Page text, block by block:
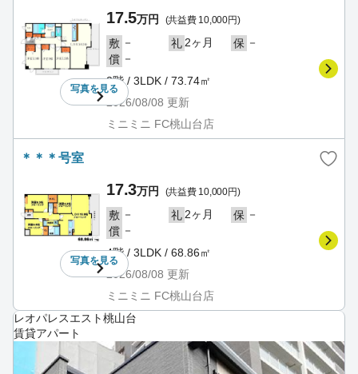
写真を見る
17.5万円 (共益費 10,000円)
敷 － 礼 2ヶ月 保 －
償 －
2階 / 3LDK / 73.74㎡
2026/08/08 更新
ミニミニ FC桃山台店
＊＊＊号室
写真を見る
17.3万円 (共益費 10,000円)
敷 － 礼 2ヶ月 保 －
償 －
4階 / 3LDK / 68.86㎡
2026/08/08 更新
ミニミニ FC桃山台店
レオパレスエスト桃山台
賃貸アパート